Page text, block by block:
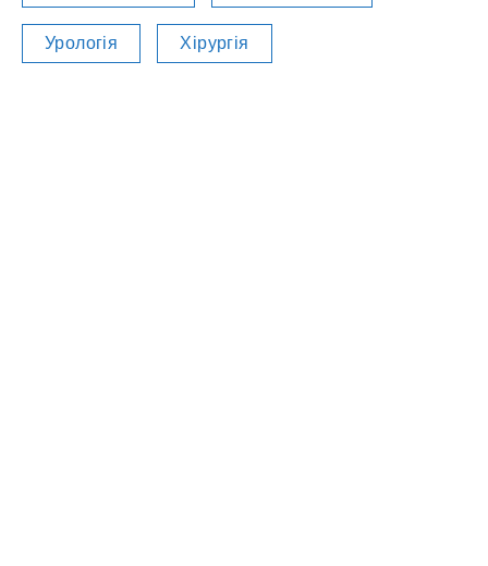
Урологія Хірургія